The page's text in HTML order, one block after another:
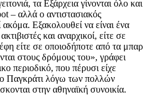
τα Εξάρχεια γίνονται όλο και
– αλλά ο αντιστασιακός
ακόμα. Εξακολουθεί να είναι ένα
και αναρχικοί, είτε σε
είτε σε οποιοδήποτε από τα μπαρ
στους δρόμους του», γράφει
περιοδικό, που πέρυσι είχε
Παγκράτι λόγω των πολλών
στην αθηναϊκή συνοικία.